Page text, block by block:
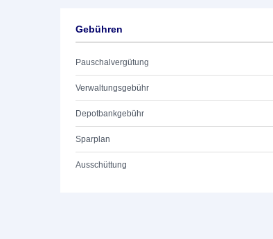
Gebühren
Pauschalvergütung
Verwaltungsgebühr
Depotbankgebühr
Sparplan
Ausschüttung